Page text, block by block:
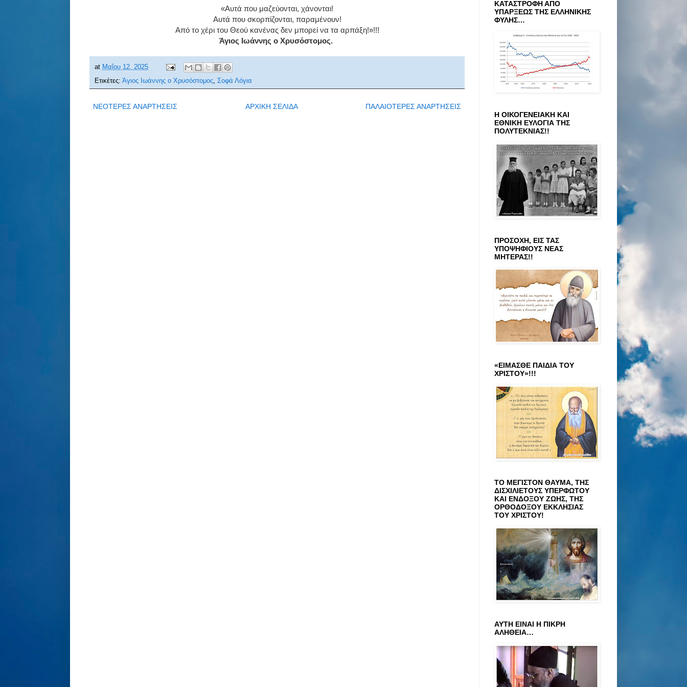
«Αυτά που μαζεύονται, χάνονται!
Αυτά που σκορπίζονται, παραμένουν!
Από το χέρι του Θεού κανένας δεν μπορεί να τα αρπάξη!»!!!
Άγιος Ιωάννης ο Χρυσόστομος.
at Μαΐου 12, 2025
Ετικέτες: Άγιος Ιωάννης ο Χρυσόστομος Σοφά Λόγια
ΝΕΟΤΕΡΕΣ ΑΝΑΡΤΗΣΕΙΣ ΠΑΛΑΙΟΤΕΡΕΣ ΑΝΑΡΤΗΣΕΙΣ
ΑΡΧΙΚΗ ΣΕΛΙΔΑ
ΚΑΤΑΣΤΡΟΦΗ ΑΠΟ
ΥΠΑΡΞΕΩΣ ΤΗΣ ΕΛΛΗΝΙΚΗΣ
ΦΥΛΗΣ…
Η ΟΙΚΟΓΕΝΕΙΑΚΗ ΚΑΙ
ΕΘΝΙΚΗ ΕΥΛΟΓΙΑ ΤΗΣ
ΠΟΛΥΤΕΚΝΙΑΣ!!
ΠΡΟΣΟΧΗ, ΕΙΣ ΤΑΣ
ΥΠΟΨΗΦΙΟΥΣ ΝΕΑΣ
ΜΗΤΕΡΑΣ!!
«ΕΙΜΑΣΘΕ ΠΑΙΔΙΑ ΤΟΥ
ΧΡΙΣΤΟΥ»!!!
ΤΟ ΜΕΓΙΣΤΟΝ ΘΑΥΜΑ, ΤΗΣ
ΔΙΣΧΙΛΙΕΤΟΥΣ ΥΠΕΡΦΩΤΟΥ
ΚΑΙ ΕΝΔΟΞΟΥ ΖΩΗΣ, ΤΗΣ
ΟΡΘΟΔΟΞΟΥ ΕΚΚΛΗΣΙΑΣ
ΤΟΥ ΧΡΙΣΤΟΥ!
ΑΥΤΗ ΕΙΝΑΙ Η ΠΙΚΡΗ
ΑΛΗΘΕΙΑ…